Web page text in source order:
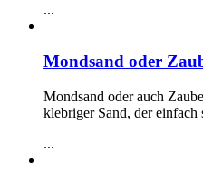
...
Mondsand oder
Mondsand oder auch
klebriger Sand, der einfach
...